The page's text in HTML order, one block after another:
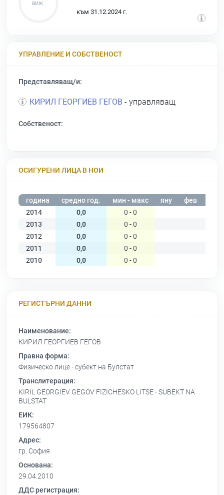
към 31.12.2024 г.
УПРАВЛЕНИЕ И СОБСТВЕНОСТ
Представляващ/и:
КИРИЛ ГЕОРГИЕВ ГЕГОВ - управляващ
Собственост:
ОСИГУРЕНИ ЛИЦА В НОИ
година средно год. мин - макс яну фев
2014
0,0
0 - 0
2013
0,0
0 - 0
2012
0,0
0 - 0
2011
0,0
0 - 0
2010
0,0 0 - 0
РЕГИСТЪРНИ ДАННИ
Наименование:
КИРИЛ ГЕОРГИЕВ ГЕГОВ
Правна форма:
Физическо лице - субект на Булстат
Транслитерация:
KIRIL GEORGIEV GEGOV FIZICHESKO LITSE - SUBEKT NA
BULSTAT
ЕИК:
179564807
Адрес:
гр. София
Основана:
29.04.2010
ДДС регистрация: